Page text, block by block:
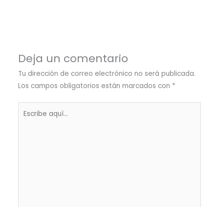
Deja un comentario
Tu dirección de correo electrónico no será publicada.
Los campos obligatorios están marcados con *